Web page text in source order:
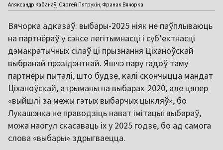
Аляксандр Кабанаў, Сяргей Пятрухін, Франак Вячорка
Вячорка адказаў: выбары-2025 ніяк не паўплываюць
на партнёраў у сэнсе легітымнасці і суб’ектнасці
дэмакратычных сілаў ці прызнання Ціханоўскай
выбранай прэзідэнткай. Яшчэ пару гадоў таму
партнёры пыталі, што будзе, калі скончыцца мандат
Ціханоўскай, атрыманы на выбарах-2020, але цяпер
«выйшлі за межы гэтых выбарчых цыкляў», бо
Лукашэнка не праводзіць нават імітацыі выбараў,
можа наогул скасаваць іх у 2025 годзе, бо ад самога
слова «выбары» здрыгваецца.